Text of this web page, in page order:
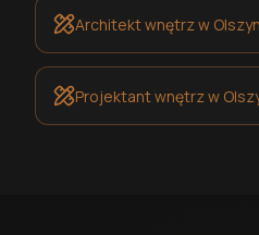
Architekt wnętrzw
Projektant wnętrzw